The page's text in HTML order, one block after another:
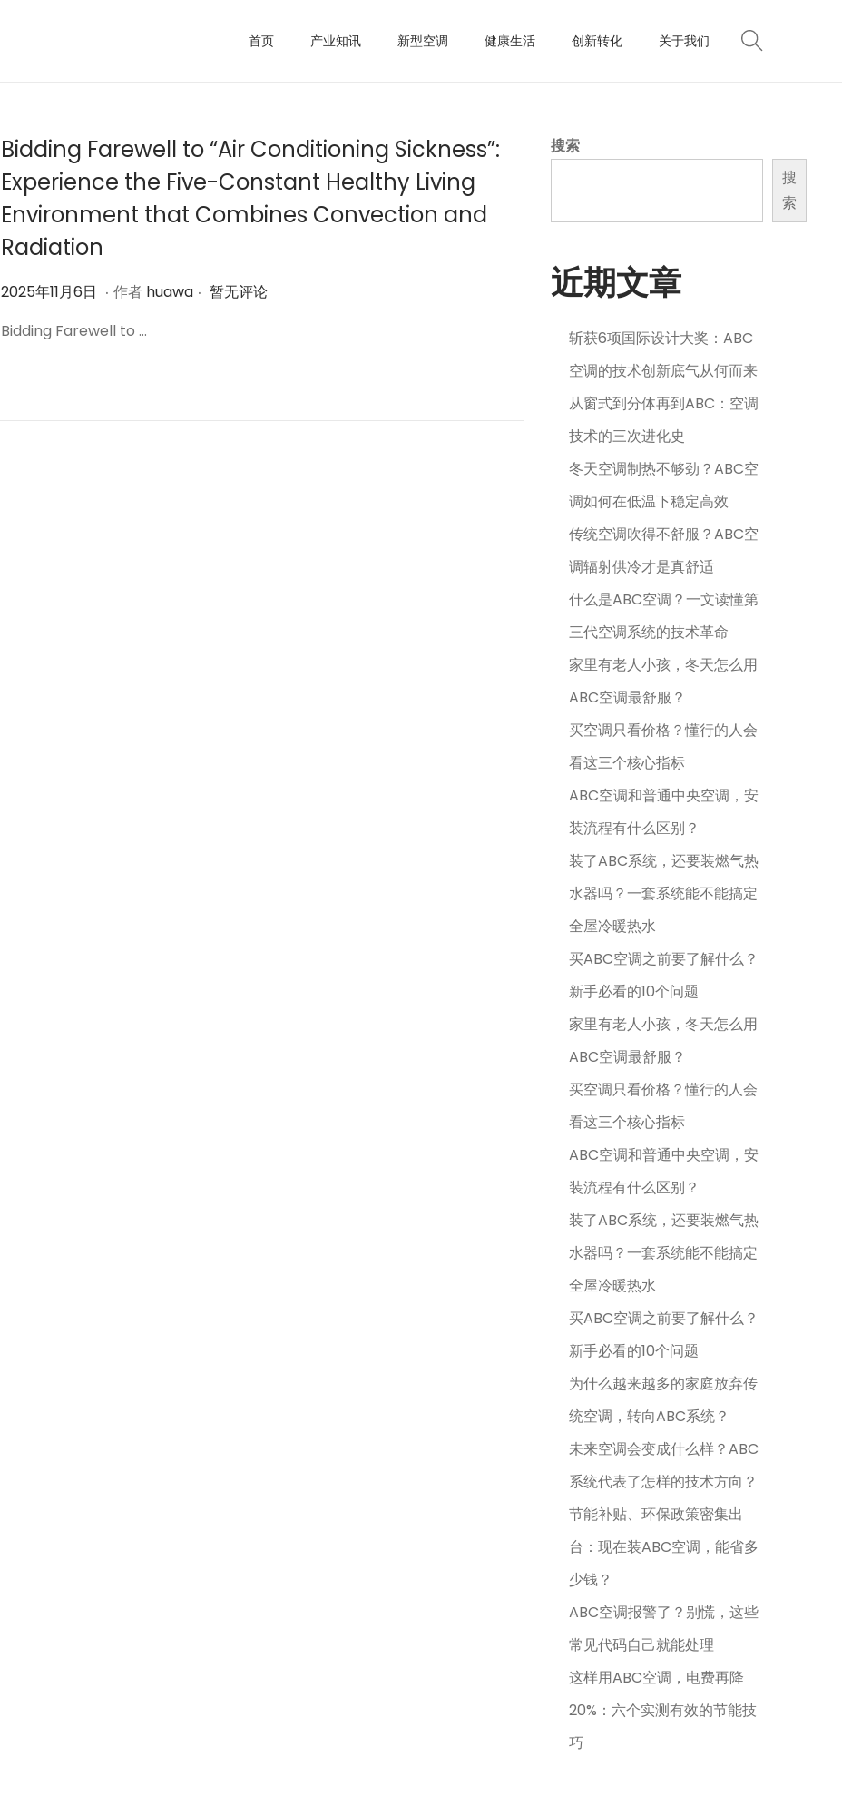
首页 产业知讯 新型空调 健康生活 创新转化 关于我们
Bidding Farewell to “Air Conditioning Sickness”:
Experience the Five-Constant Healthy Living
Environment that Combines Convection and
Radiation
作
2025年11月6日 2
2
. 作者 huawa . 暂无评论
Bidding Farewell to …
搜索
搜
索
近期文章
斩获6项国际设计大奖：ABC
空调的技术创新底气从何而来
从窗式到分体再到ABC：空调
技术的三次进化史
冬天空调制热不够劲？ABC空
调如何在低温下稳定高效
传统空调吹得不舒服？ABC空
调辐射供冷才是真舒适
什么是ABC空调？一文读懂第
三代空调系统的技术革命
家里有老人小孩，冬天怎么用
ABC空调最舒服？
买空调只看价格？懂行的人会
看这三个核心指标
ABC空调和普通中央空调，安
装流程有什么区别？
装了ABC系统，还要装燃气热
水器吗？一套系统能不能搞定
全屋冷暖热水
买ABC空调之前要了解什么？
新手必看的10个问题
家里有老人小孩，冬天怎么用
ABC空调最舒服？
买空调只看价格？懂行的人会
看这三个核心指标
ABC空调和普通中央空调，安
装流程有什么区别？
装了ABC系统，还要装燃气热
水器吗？一套系统能不能搞定
全屋冷暖热水
买ABC空调之前要了解什么？
新手必看的10个问题
为什么越来越多的家庭放弃传
统空调，转向ABC系统？
未来空调会变成什么样？ABC
系统代表了怎样的技术方向？
节能补贴、环保政策密集出
台：现在装ABC空调，能省多
少钱？
ABC空调报警了？别慌，这些
常见代码自己就能处理
这样用ABC空调，电费再降
20%：六个实测有效的节能技
巧